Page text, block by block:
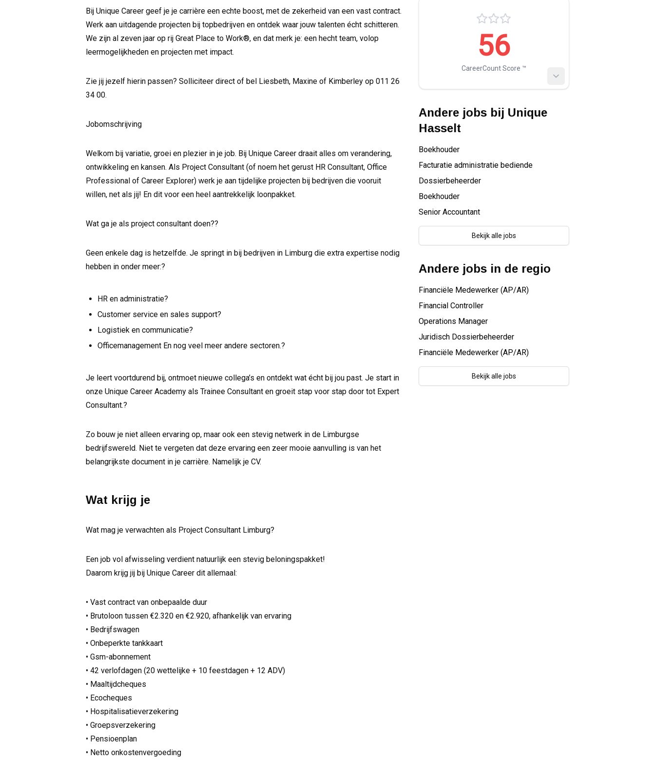
Bij Unique Career geef je je carrière een echte boost, met de zekerheid van een vast contract.
Werk aan uitdagende projecten bij topbedrijven en ontdek waar jouw talenten écht schitteren.
We zijn al zeven jaar op rij Great Place to Work®, en dat merk je: een hecht team, volop
leermogelijkheden en projecten met impact.
Zie jij jezelf hierin passen? Solliciteer direct of bel Liesbeth, Maxine of Kimberley op 011 26
34 00.
Jobomschrijving
Welkom bij variatie, groei en plezier in je job. Bij Unique Career draait alles om verandering,
ontwikkeling en kansen. Als Project Consultant (of noem het gerust HR Consultant, Office
Professional of Career Explorer) werk je aan tijdelijke projecten bij bedrijven die vooruit
willen, net als jij! En dit voor een heel aantrekkelijk loonpakket.
Wat ga je als project consultant doen??
Geen enkele dag is hetzelfde. Je springt in bij bedrijven in Limburg die extra expertise nodig
hebben in onder meer:?
HR en administratie?
Customer service en sales support?
Logistiek en communicatie?
Officemanagement En nog veel meer andere sectoren.?
Je leert voortdurend bij, ontmoet nieuwe collega’s en ontdekt wat écht bij jou past. Je start in
onze Unique Career Academy als Trainee Consultant en groeit stap voor stap door tot Expert
Consultant.?
Zo bouw je niet alleen ervaring op, maar ook een stevig netwerk in de Limburgse
bedrijfswereld. Niet te vergeten dat deze ervaring een zeer mooie aanvulling is van het
belangrijkste document in je carrière. Namelijk je CV.
Wat krijg je
Wat mag je verwachten als Project Consultant Limburg?
Een job vol afwisseling verdient natuurlijk een stevig beloningspakket!
Daarom krijg jij bij Unique Career dit allemaal:
• Vast contract van onbepaalde duur
• Brutoloon tussen €2.320 en €2.920, afhankelijk van ervaring
• Bedrijfswagen
• Onbeperkte tankkaart
• Gsm-abonnement
• 42 verlofdagen (20 wettelijke + 10 feestdagen + 12 ADV)
• Maaltijdcheques
• Ecocheques
• Hospitalisatieverzekering
• Groepsverzekering
• Pensioenplan
• Netto onkostenvergoeding
56
CareerCount Score ™️
Andere jobs bij Unique
Hasselt
Boekhouder
Facturatie administratie bediende
Dossierbeheerder
Boekhouder
Senior Accountant
Bekijk alle jobs
Andere jobs in de regio
Financiële Medewerker (AP/AR)
Financial Controller
Operations Manager
Juridisch Dossierbeheerder
Financiële Medewerker (AP/AR)
Bekijk alle jobs